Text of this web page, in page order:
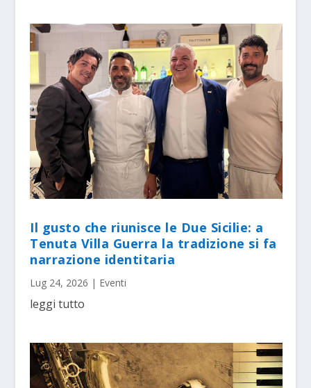
Il gusto che riunisce le Due Sicilie: a
Tenuta Villa Guerra la tradizione si fa
narrazione identitaria
Lug 24, 2026 | Eventi
leggi tutto